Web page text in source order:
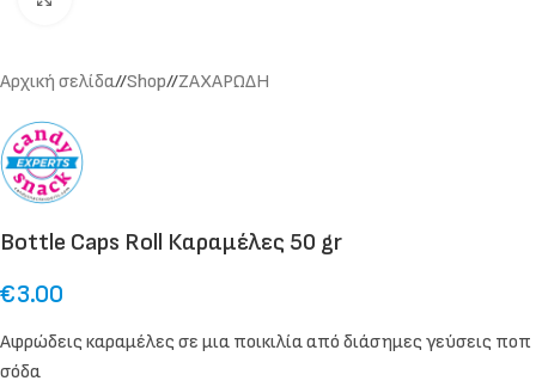
Αρχική σελίδα/ Shop/ ΖΑΧΑΡΩΔΗ
Bottle Caps Roll Καραμέλες 50 gr
€3.00
Αφρώδεις καραμέλες σε μια ποικιλία από διάσημες γεύσεις ποπ
σόδα